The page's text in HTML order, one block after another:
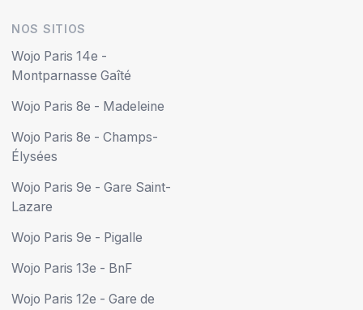
NOS SITIOS
Wojo Paris 14e -
Montparnasse Gaîté
Wojo Paris 8e - Madeleine
Wojo Paris 8e - Champs-
Élysées
Wojo Paris 9e - Gare Saint-
Lazare
Wojo Paris 9e - Pigalle
Wojo Paris 13e - BnF
Wojo Paris 12e - Gare de